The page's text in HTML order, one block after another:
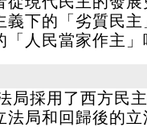
下的「劣質民
人民當家作主」
局採用了西方民
局和回歸後的